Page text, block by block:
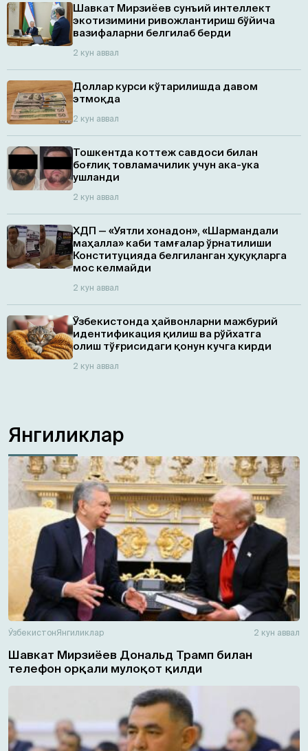
Шавкат Мирзиёев сунъий интеллект
экотизимини ривожлантириш бўйича
вазифаларни белгилаб берди
2 кун аввал
Доллар курси кўтарилишда давом
этмоқда
2 кун аввал
Тошкентда коттеж савдоси билан
боғлиқ товламачилик учун ака-ука
ушланди
2 кун аввал
ХДП — «Уятли хонадон», «Шармандали
маҳалла» каби тамғалар ўрнатилиши
Конституцияда белгиланган ҳуқуқларга
мос келмайди
2 кун аввал
Ўзбекистонда ҳайвонларни мажбурий
идентификация қилиш ва рўйхатга
олиш тўғрисидаги қонун кучга кирди
2 кун аввал
Янгиликлар
ЎзбекистонЯнгиликлар 2 кун аввал
Шавкат Мирзиёев Дональд Трамп билан
телефон орқали мулоқот қилди